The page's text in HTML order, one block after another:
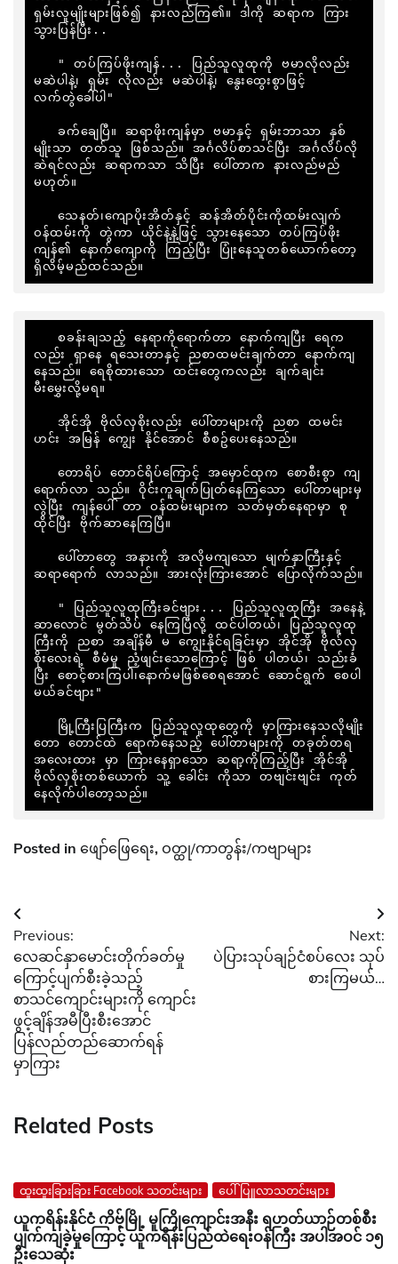
ရှမ်းလူမျိုးများဖြစ်၍ နားလည်ကြ၏။ ဒါကို ဆရာက ကြား
သွားပြန်ပြီး..
မဆဲပါနဲ့၊ ရှမ်း လိုလည်း မဆဲပါနဲ့၊ နွေးထွေးစွာဖြင့်
လက်တွဲခေါ်ပါ"
မျိုးသာ တတ်သူ ဖြစ်သည်။ အင်္ဂလိပ်စာသင်ပြီး အင်္ဂလိပ်လို
ဆဲရင်လည်း ဆရာကသာ သိပြီး ပေါ်တာက နားလည်မည်
မဟုတ်။
ဝန်ထမ်းကို တွဲကာ ယိုင်နဲ့နဲ့ဖြင့် သွားနေသော တပ်ကြပ်ဖိုး
ကျန်၏ နောက်ကျောကို ကြည့်ပြီး ပြုံးနေသူတစ်ယောက်တော့
ရှိလိမ့်မည်ထင်သည်။
လည်း ရှာနေ ရသေးတာနှင့် ညစာထမင်းချက်တာ နောက်ကျ
နေသည်။ ရေစိုထားသော ထင်းတွေကလည်း ချက်ချင်း
မီးမွှေးလို့မရ။
ဟင်း အမြန် ကျွေး နိုင်အောင် စီစဥ်ပေးနေသည်။
ရောက်လာ သည်။ ဝိုင်းကူချက်ပြုတ်နေကြသော ပေါ်တာများမှ
လွဲပြီး ကျန်ပေါ် တာ ဝန်ထမ်းများက သတ်မှတ်နေရာမှာ စု
ထိုင်ပြီး ဗိုက်ဆာနေကြပြီ။
ဆရာရောက် လာသည်။ အားလုံးကြားအောင် ပြောလိုက်သည်။
ဆာလောင် မွတ်သိပ် နေကြပြီလို့ ထင်ပါတယ်၊ ပြည်သူလူထု
ကြီးကို ညစာ အချိန်မီ မ ကျွေးနိုင်ရခြင်းမှာ အိုင်အို ဗိုလ်လှ
စိုးလေးရဲ့ စီမံမှု ညံ့ဖျင်းသောကြောင့် ဖြစ် ပါတယ်၊ သည်းခံ
ပြီး စောင့်စားကြပါ၊နောက်မဖြစ်စေရအောင် ဆောင်ရွက် စေပါ
မယ်ခင်ဗျား"
တော တောင်ထဲ ရောက်နေသည့် ပေါ်တာများကို တခုတ်တရ
အလေးထား မှာ ကြားနေရှာသော ဆရာ့ကိုကြည့်ပြီး အိုင်အို
ဗိုလ်လှစိုးတစ်ယောက် သူ့ ခေါင်း ကိုသာ တဗျင်းဗျင်း ကုတ်
နေလိုက်ပါတော့သည်။
Posted in ဖျော်ဖြေရေး, ဝတ္ထု/ကာတွန်း/ကဗျာများ
Post
navigation
Previous:
လေဆင်နှာမောင်းတိုက်ခတ်မှု
ကြောင့်ပျက်စီးခဲ့သည့်
စာသင်ကျောင်းများကို ကျောင်း
ဖွင့်ချိန်အမီပြီးစီးအောင်
ပြန်လည်တည်ဆောက်ရန်
မှာကြား
Next:
ပဲပြားသုပ်ချဉ်ငံစပ်လေး သုပ်
စားကြမယ်…
Related Posts
ထူးထူးခြားခြား Facebook သတင်းများ ပေါ်ပြူလာသတင်းများ
ယူကရိန်းနိုင်ငံ ကိဗ့်မြို့ မူကြိုကျောင်းအနီး ရဟတ်ယာဉ်တစ်စီး
ပျက်ကျခဲ့မှုကြောင့် ယူကရိန်းပြည်ထဲရေးဝန်ကြီး အပါအဝင် ၁၅
ဦးသေဆုံး